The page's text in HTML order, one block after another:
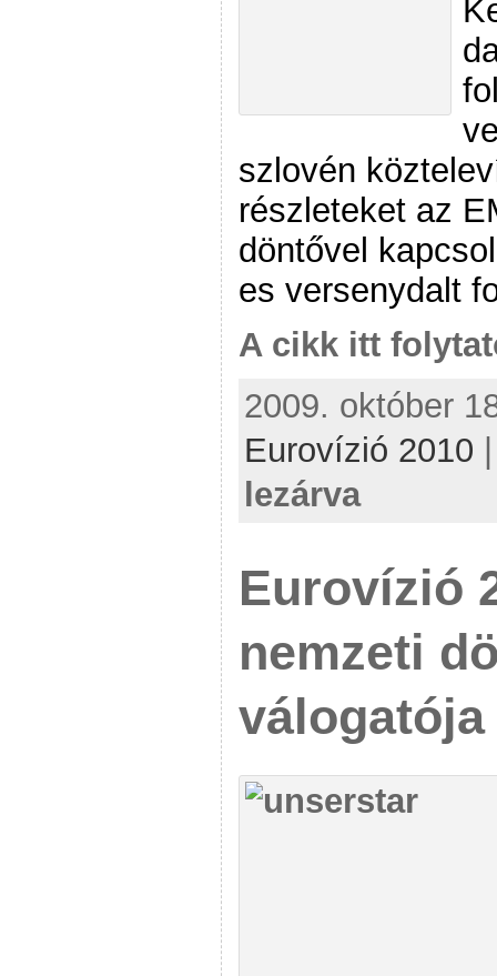
szlovén
részleteket az
döntővel
es versenydalt
A cikk itt
2009. október
Eurovízió 2010
lezárva
Eurovízió
nemzeti
válogatója